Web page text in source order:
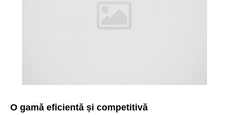
O gamă eficientă și competitivă